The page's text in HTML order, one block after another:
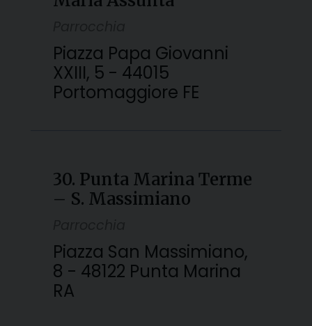
Piazza Papa Giovanni
XXIII, 5 - 44015
Portomaggiore FE
30. Punta Marina Terme
– S. Massimiano
Piazza San Massimiano,
8 - 48122 Punta Marina
RA